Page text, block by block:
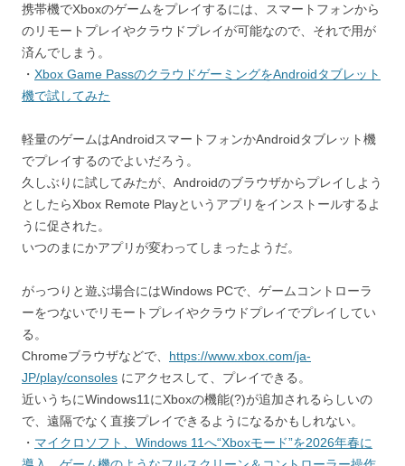
携帯機でXboxのゲームをプレイするには、スマートフォンから
のリモートプレイやクラウドプレイが可能なので、それで用が
済んでしまう。
・ Xbox Game PassのクラウドゲーミングをAndroidタブレット
機で試してみた
軽量のゲームはAndroidスマートフォンかAndroidタブレット機
でプレイするのでよいだろう。
久しぶりに試してみたが、Androidのブラウザからプレイしよう
としたらXbox Remote Playというアプリをインストールするよ
うに促された。
いつのまにかアプリが変わってしまったようだ。
がっつりと遊ぶ場合にはWindows PCで、ゲームコントローラ
ーをつないでリモートプレイやクラウドプレイでプレイしてい
る。
Chromeブラウザなどで、 https://www.xbox.com/ja-
JP/play/consoles にアクセスして、プレイできる。
近いうちにWindows11にXboxの機能(?)が追加されるらしいの
で、遠隔でなく直接プレイできるようになるかもしれない。
・ マイクロソフト、Windows 11へ“Xboxモード”を2026年春に